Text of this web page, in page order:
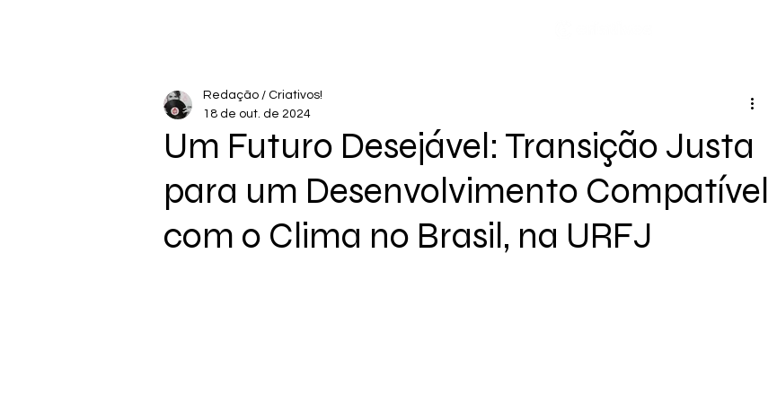
Um Futuro Desejável: Transição Justa
para um Desenvolvimento Compatível
com o Clima no Brasil, na URFJ
Redação / Criativos!
18 de out. de 2024